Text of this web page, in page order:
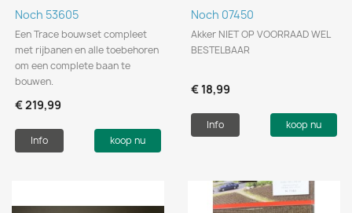
Noch 53605
Een Trace bouwset compleet
met rijbanen en alle toebehoren
om een complete baan te
bouwen.
€ 219,99
Info koop nu
Noch 07450
Akker NIET OP VOORRAAD WEL
BESTELBAAR
€ 18,99
Info koop nu